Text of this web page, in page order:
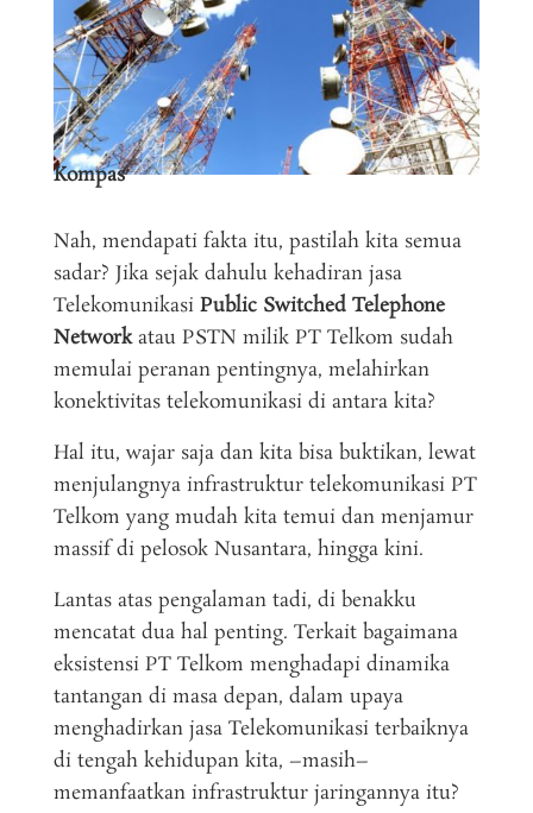
Kompas
Nah, mendapati fakta itu, pastilah kita semua
sadar? Jika sejak dahulu kehadiran jasa
Telekomunikasi Public Switched Telephone
Networkatau PSTN milik PT Telkom sudah
memulai peranan pentingnya, melahirkan
konektivitas telekomunikasi di antara kita?
Hal itu, wajar saja dan kita bisa buktikan, lewat
menjulangnya infrastruktur telekomunikasi PT
Telkom yang mudah kita temui dan menjamur
massif di pelosok Nusantara, hingga kini.
Lantas atas pengalaman tadi, di benakku
mencatat dua hal penting. Terkait bagaimana
eksistensi PT Telkom menghadapi dinamika
tantangan di masa depan, dalam upaya
menghadirkan jasa Telekomunikasi terbaiknya
di tengah kehidupan kita, –masih–
memanfaatkan infrastruktur jaringannya itu?